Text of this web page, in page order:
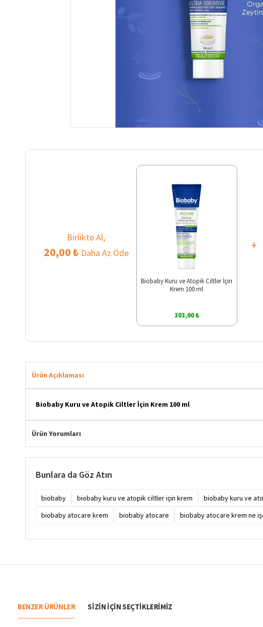
Birlikte Al,
20,00 ₺ Daha Az Öde
Biobaby Kuru ve Atopik Ciltler İçin
Krem 100 ml
303,00 ₺
+
Ürün Açıklaması
Biobaby Kuru ve Atopik Ciltler İçin Krem 100 ml
Ürün Yorumları
Bunlara da Göz Atın
biobaby biobaby kuru ve atopik ciltler için krem biobaby kuru ve
biobaby atocare krem
biobaby atocare biobaby atocare krem ne
BENZER ÜRÜNLER SIZIN IÇIN SEÇTIKLERIMIZ